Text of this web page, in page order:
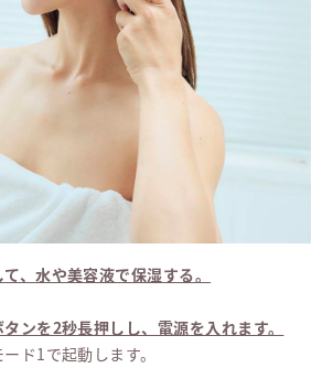
、水や美容液で保湿する。
ンを2秒長押しし、電源を入れます。
ド1で起動します。